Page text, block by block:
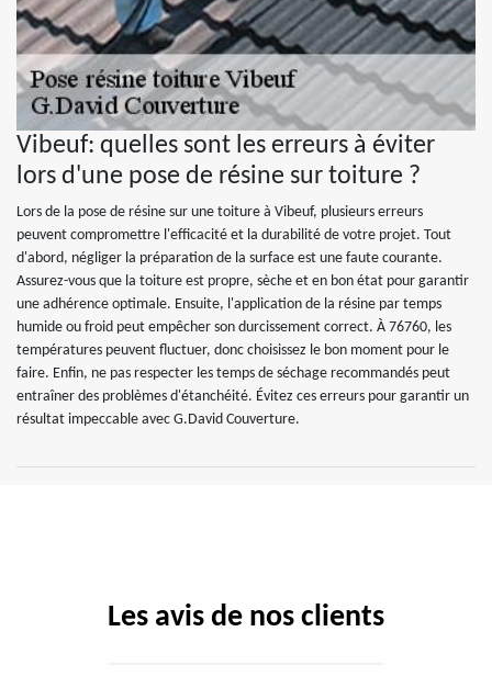
Vibeuf: quelles sont les erreurs à éviter
lors d'une pose de résine sur toiture ?
Lors de la pose de résine sur une toiture à Vibeuf, plusieurs erreurs
peuvent compromettre l'efficacité et la durabilité de votre projet. Tout
d'abord, négliger la préparation de la surface est une faute courante.
Assurez-vous que la toiture est propre, sèche et en bon état pour garantir
une adhérence optimale. Ensuite, l'application de la résine par temps
humide ou froid peut empêcher son durcissement correct. À 76760, les
températures peuvent fluctuer, donc choisissez le bon moment pour le
faire. Enfin, ne pas respecter les temps de séchage recommandés peut
entraîner des problèmes d'étanchéité. Évitez ces erreurs pour garantir un
résultat impeccable avec G.David Couverture.
Les avis de nos clients